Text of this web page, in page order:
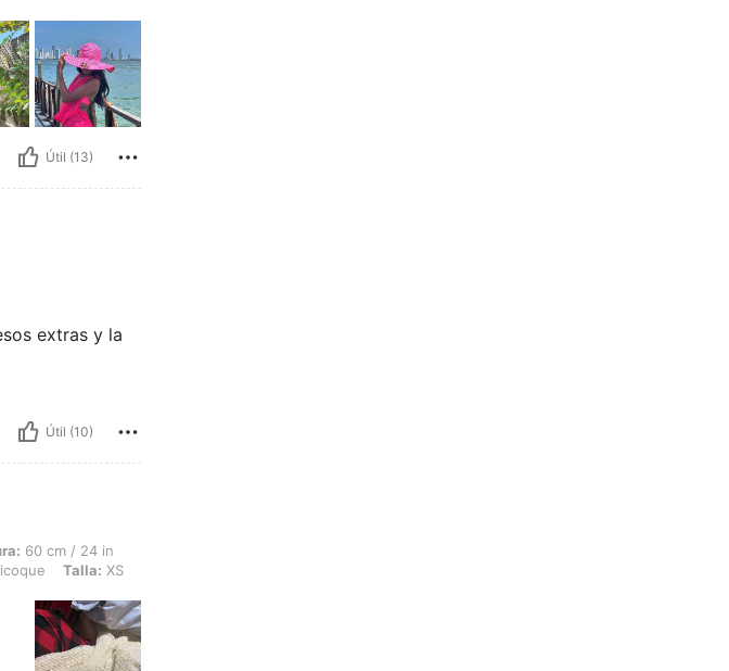
Útil (13)
Busto: 75 cm / 30 in, Color: Albaricoque, Talla: M
extras y la
Útil (10)
80 cm / 31 in, Caderas: 89 cm / 35 in, Forma del cuerpo: Reloj de arena, Color: Albaricoque, Talla: XS
60 cm / 24 in
Talla: XS